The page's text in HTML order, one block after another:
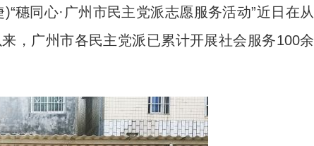
同心·广州市民主党派志愿服务活动”近日在从
，广州市各民主党派已累计开展社会服务100余